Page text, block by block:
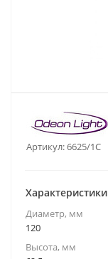
Артикул:6625/1C
Характеристики
Диаметр, мм
120
Высота, мм